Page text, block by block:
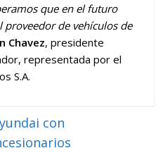
que en el futuro
proveedor de vehículos de
Chavez, presidente
representada por el
S.A.
con